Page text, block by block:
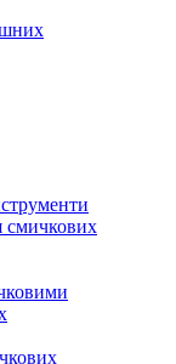
смичкових